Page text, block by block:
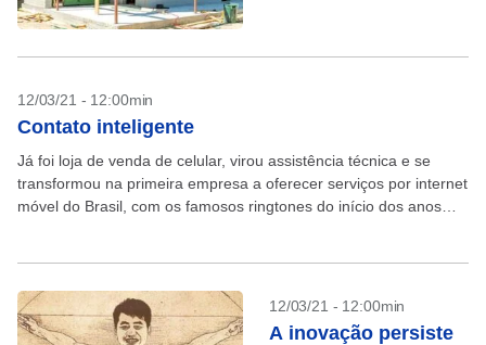
12/03/21 - 12:00min
Contato inteligente
Já foi loja de venda de celular, virou assistência técnica e se
transformou na primeira empresa a oferecer serviços por internet
móvel do Brasil, com os famosos ringtones do início dos anos
12/03/21 - 12:00min
A inovação persiste